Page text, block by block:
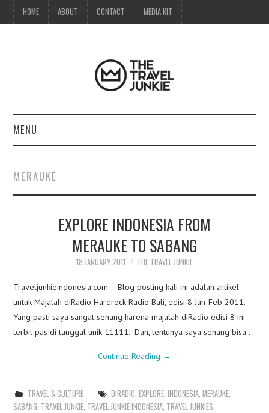
HOME ABOUT CONTACT MEDIA KIT
MENU
ABOUT
CONTACT
MERAUKE
EXPLORE INDONESIA FROM
MERAUKE TO SABANG
18 JANUARY 2011 THE TRAVEL JUNKIE
Traveljunkieindonesia.com – Blog posting kali ini adalah artikel
untuk Majalah diRadio Hardrock Radio Bali, edisi 8 Jan-Feb 2011.
Yang pasti saya sangat senang karena majalah diRadio edisi 8 ini
terbit pas di tanggal unik 11111. Dan, tentunya saya senang bisa…
Continue Reading →
TRAVEL & CULTURE DIRADIO EXPLORE, INDONESIA, MERAUKE,
SABANG TRAVEL JUNKIE TRAVEL JUNKIE INDONESIA TRAVEL JUNKIES